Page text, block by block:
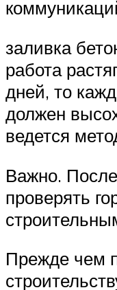
заливка
работа
дней, то
должен
ведется
Важно.
проверять
Прежде чем